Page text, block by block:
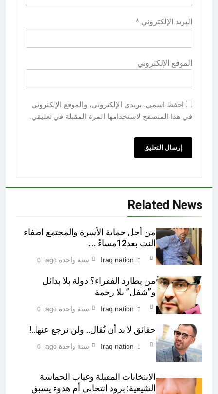
البريد الإلكتروني *
الموقع الإلكتروني
احفظ اسمي، بريدي الإلكتروني، والموقع الإلكتروني
في هذا المتصفح لاستخدامها المرة المقبلة في تعليقي.
Related News
من أجل حماية الأسرة والمجتمع اطفاء
النت بعد12مساءً ….
Iraq nation سنة واحدة ago 0
من يطارد الفقراء؟ دولة بلا بدائل
و”شفل” بلا رحمة
Iraq nation سنة واحدة ago 0
حقائق لا بد أن تُقال.. ولن نرجع عنها..!
Iraq nation سنة واحدة ago 0
الانتخابات المقبلة وغياب الحماسة
الشيعية: برود انتخابي أم هدوء يسبق